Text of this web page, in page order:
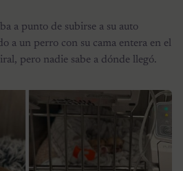
a punto de subirse a su auto
a un perro con su cama entera en el
pero nadie sabe a dónde llegó.